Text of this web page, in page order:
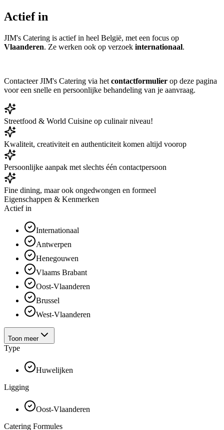
Actief in
JIM's Catering is actief in heel België, met een focus op
Vlaanderen. Ze werken ook op verzoek internationaal.
Contacteer JIM's Catering via het contactformulier op deze pagina
voor een snelle en persoonlijke behandeling van je aanvraag.
Streetfood & World Cuisine op culinair niveau!
Kwaliteit, creativiteit en authenticiteit komen altijd voorop
Persoonlijke aanpak met slechts één contactpersoon
Fine dining, maar ook ongedwongen en formeel
Eigenschappen & Kenmerken
Actief in
Internationaal
Antwerpen
Henegouwen
Vlaams Brabant
Oost-Vlaanderen
Brussel
West-Vlaanderen
Toon meer
Type
Huwelijken
Ligging
Oost-Vlaanderen
Catering Formules